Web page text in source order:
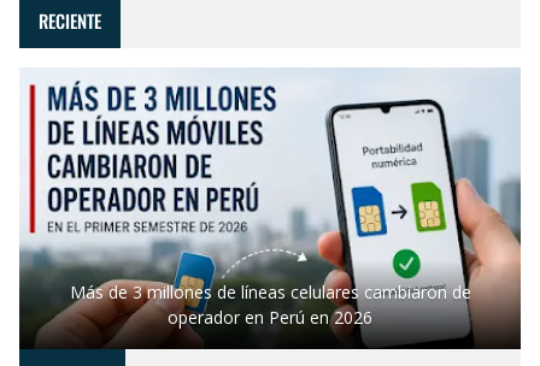
RECIENTE
Más de 3 millones de líneas celulares cambiaron de
operador en Perú en 2026